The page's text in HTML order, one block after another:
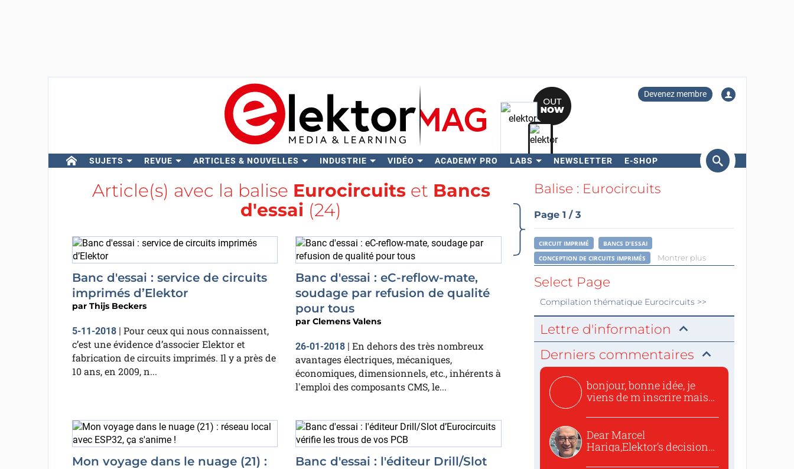
Devenez membre
SUJETS REVUE ARTICLES & NOUVELLES INDUSTRIE VIDÉO ACADEMY PRO LABS NEWSLETTER E-SHOP
Rechercher
Article(s) avec la balise Eurocircuitset Bancs
d'essai (24)
Banc d'essai : service de circuits
imprimés d’Elektor
par Thijs Beckers
5-11-2018| Pour ceux qui nous connaissent,
c’est une évidence d’associer Elektor et
fabrication de circuits imprimés. Il y a près de
10 ans, en 2009, n...
Banc d'essai : eC-reflow-mate,
soudage par refusion de qualité
pour tous
par Clemens Valens
26-01-2018 | En dehors des très nombreux
avantages électriques, mécaniques,
économiques, dimensionnels, etc., inhérents à
l'emploi des composants CMS, le...
Mon voyage dans le nuage (21) :
Banc d'essai : l'éditeur Drill/Slot
Balise : Eurocircuits
Page 1 / 3
CIRCUIT IMPRIMÉ
BANCS D'ESSAI
CONCEPTION DE CIRCUITS IMPRIMÉS
Montrer plus
Select Page
Compilation thématique Eurocircuits>>
Lettre d'information
Derniers commentaires
bonjour, bonne idée, je
viens de m inscrire mais
Dear Marcel
Hariga,Elektor’s decision